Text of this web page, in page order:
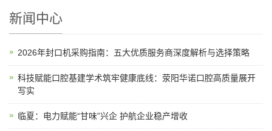
新闻中心
2026年封口机采购指南：五大优质服务商深度解析与选择策略
科技赋能口腔基建学术筑牢健康底线：荥阳华诺口腔高质量展开
写实
临夏：电力赋能“甘味”兴企 护航企业稳产增收